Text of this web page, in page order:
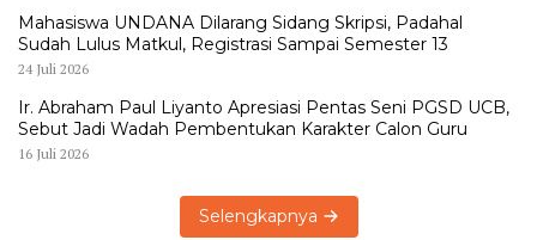
Mahasiswa UNDANA Dilarang Sidang Skripsi, Padahal
Sudah Lulus Matkul, Registrasi Sampai Semester 13
24 Juli 2026
Ir. Abraham Paul Liyanto Apresiasi Pentas Seni PGSD UCB,
Sebut Jadi Wadah Pembentukan Karakter Calon Guru
16 Juli 2026
Selengkapnya